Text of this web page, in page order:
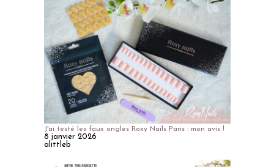
J'ai testé les faux ongles Roxy Nails Paris : mon avis !
8 janvier 2026
alittleb